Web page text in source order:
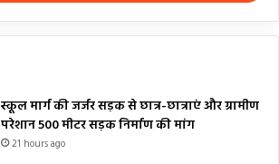
स्कूल मार्ग की जर्जर सड़क से छात्र-छात्राएं और ग्रामीण
परेशान 500 मीटर सड़क निर्माण की मांग
21 hours ago